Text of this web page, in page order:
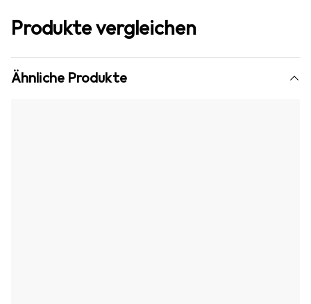
Produkte vergleichen
Ähnliche Produkte